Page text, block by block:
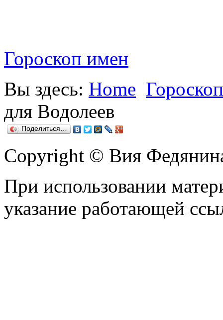
Гороскоп имен
Вы здесь: Home
для Водолеев
Поделиться…
Copyright © Вия
При использовании
указание работающей